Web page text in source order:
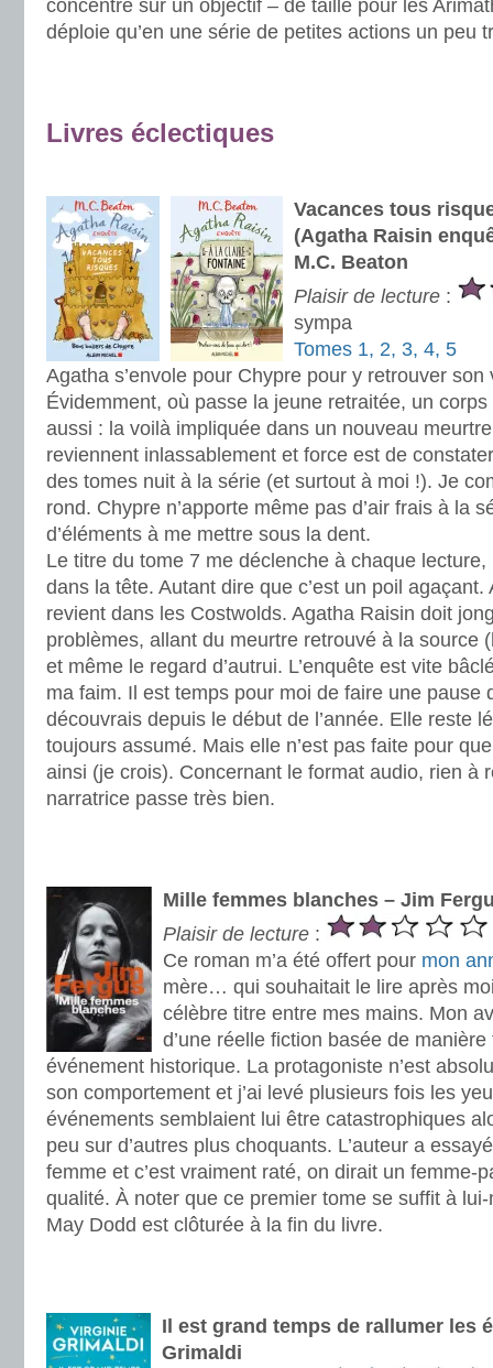
concentre sur un objectif – de taille pour les
déploie qu’en une série de petites actions un peu
Livres éclectiques
Vacances tous
(Agatha Raisin
M.C. Beaton
Plaisir de lecture :
sympa
Tomes 1, 2, 3, 4, 5
Agatha s’envole pour Chypre pour y retrouver
Évidemment, où passe la jeune retraitée, un corps
aussi : la voilà impliquée dans un nouveau
reviennent inlassablement et force est de
des tomes nuit à la série (et surtout à moi !). Je
rond. Chypre n’apporte même pas d’air frais à la
d’éléments à me mettre sous la dent.
Le titre du tome 7 me déclenche à chaque
dans la tête. Autant dire que c’est un poil agaçant.
revient dans les Costwolds. Agatha Raisin doit
problèmes, allant du meurtre retrouvé à la source
et même le regard d’autrui. L’enquête est vite
ma faim. Il est temps pour moi de faire une pause
découvrais depuis le début de l’année. Elle reste
toujours assumé. Mais elle n’est pas faite pour
ainsi (je crois). Concernant le format audio, rien à
narratrice passe très bien.
Mille femmes blanches – Jim
Plaisir de lecture :
Ce roman m’a été offert pour mon
mère… qui souhaitait le lire après
célèbre titre entre mes mains. Mon
d’une réelle fiction basée de
événement historique. La protagoniste n’est
son comportement et j’ai levé plusieurs fois les
événements semblaient lui être catastrophiques
peu sur d’autres plus choquants. L’auteur a
femme et c’est vraiment raté, on dirait un femme-
qualité. À noter que ce premier tome se suffit à lui-
May Dodd est clôturée à la fin du livre.
Il est grand temps de rallumer les
Grimaldi